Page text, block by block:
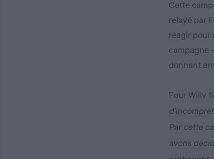
Cette
relayé par
réagir pour
campagne
donnant
Pour Willy
Par cette
avons